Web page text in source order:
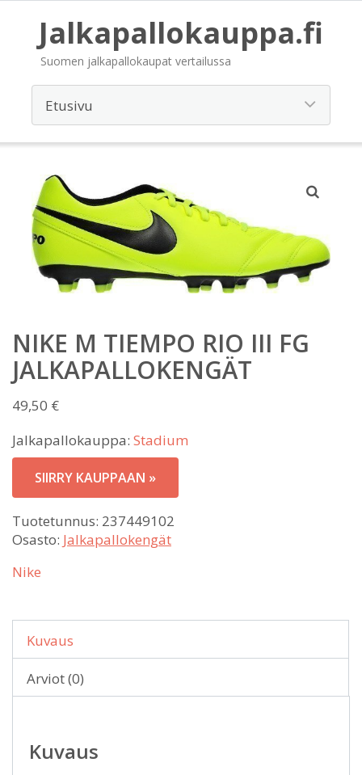
Jalkapallokauppa.fi
Suomen jalkapallokaupat vertailussa
NIKE M TIEMPO RIO III FG
JALKAPALLOKENGÄT
49,50 €
Jalkapallokauppa: Stadium
SIIRRY KAUPPAAN »
Tuotetunnus: 237449102
Osasto: Jalkapallokengät
Nike
Kuvaus
Arviot (0)
Kuvaus